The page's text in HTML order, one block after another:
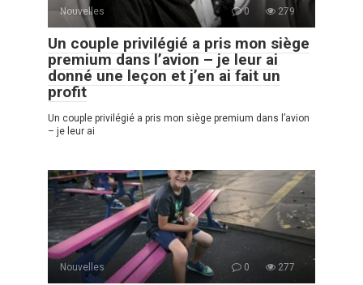
Nouvelles 0 279
Un couple privilégié a pris mon siège
premium dans l’avion – je leur ai
donné une leçon et j’en ai fait un
profit
Un couple privilégié a pris mon siège premium dans l’avion
– je leur ai
Nouvelles 0 277